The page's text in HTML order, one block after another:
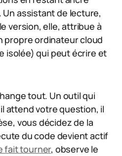
assistant de lecture,
version, elle, attribue à
propre ordinateur cloud
isolée) qui peut écrire et
tout. Un outil qui
attend votre question, il
vous décidez de la
du code devient actif
fait tourner, observe le